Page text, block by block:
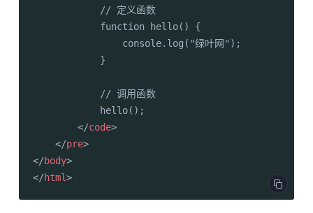
// 定义函数
function hello() {
console.log("绿叶网");
}
// 调用函数
hello();
</code>
</pre>
</body>
</html>